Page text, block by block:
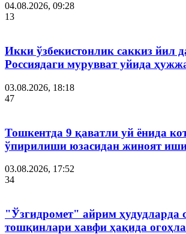
04.08.2026, 09:28
13
Икки ўзбекистонлик саккиз йил
Россиядаги мурувват уйида
03.08.2026, 18:18
47
Тошкентда 9 қаватли уй ёнида
ўпирилиши юзасидан жиноят
03.08.2026, 17:52
34
"Ўзгидромет" айрим ҳудудларда
тошқинлари хавфи ҳақида